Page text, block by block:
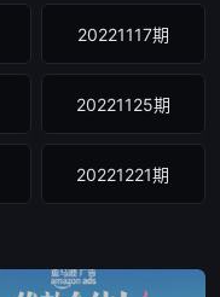
20221117期
20221125期
20221221期